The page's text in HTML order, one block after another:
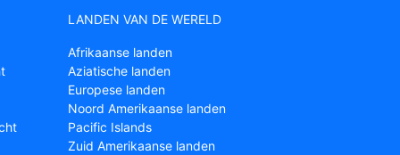
LANDEN VAN DE WERELD
Afrikaanse landen
Aziatische landen
Europese landen
Noord Amerikaanse landen
Pacific Islands
Zuid Amerikaanse landen